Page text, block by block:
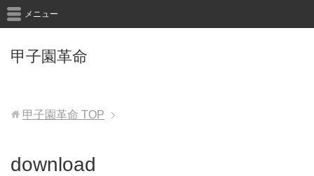
甲子園革命
メニュー
甲子園革命 TOP
download